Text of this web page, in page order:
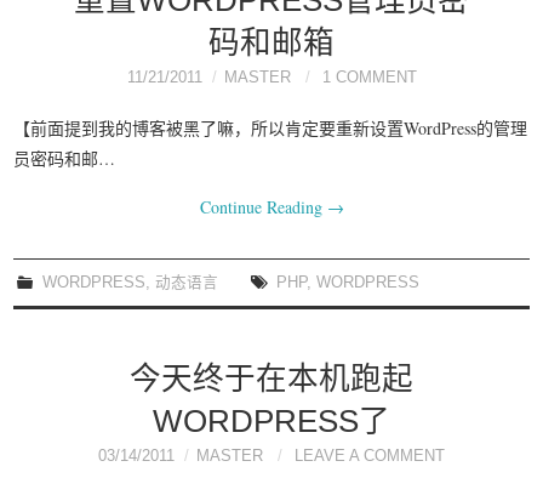
码和邮箱
11/21/2011 MASTER 1 COMMENT
【前面提到我的博客被黑了嘛，所以肯定要重新设置WordPress的管理
员密码和邮…
Continue Reading →
WORDPRESS ,动态语言 PHP,WORDPRESS
今天终于在本机跑起
WORDPRESS了
03/14/2011 MASTER LEAVE A COMMENT